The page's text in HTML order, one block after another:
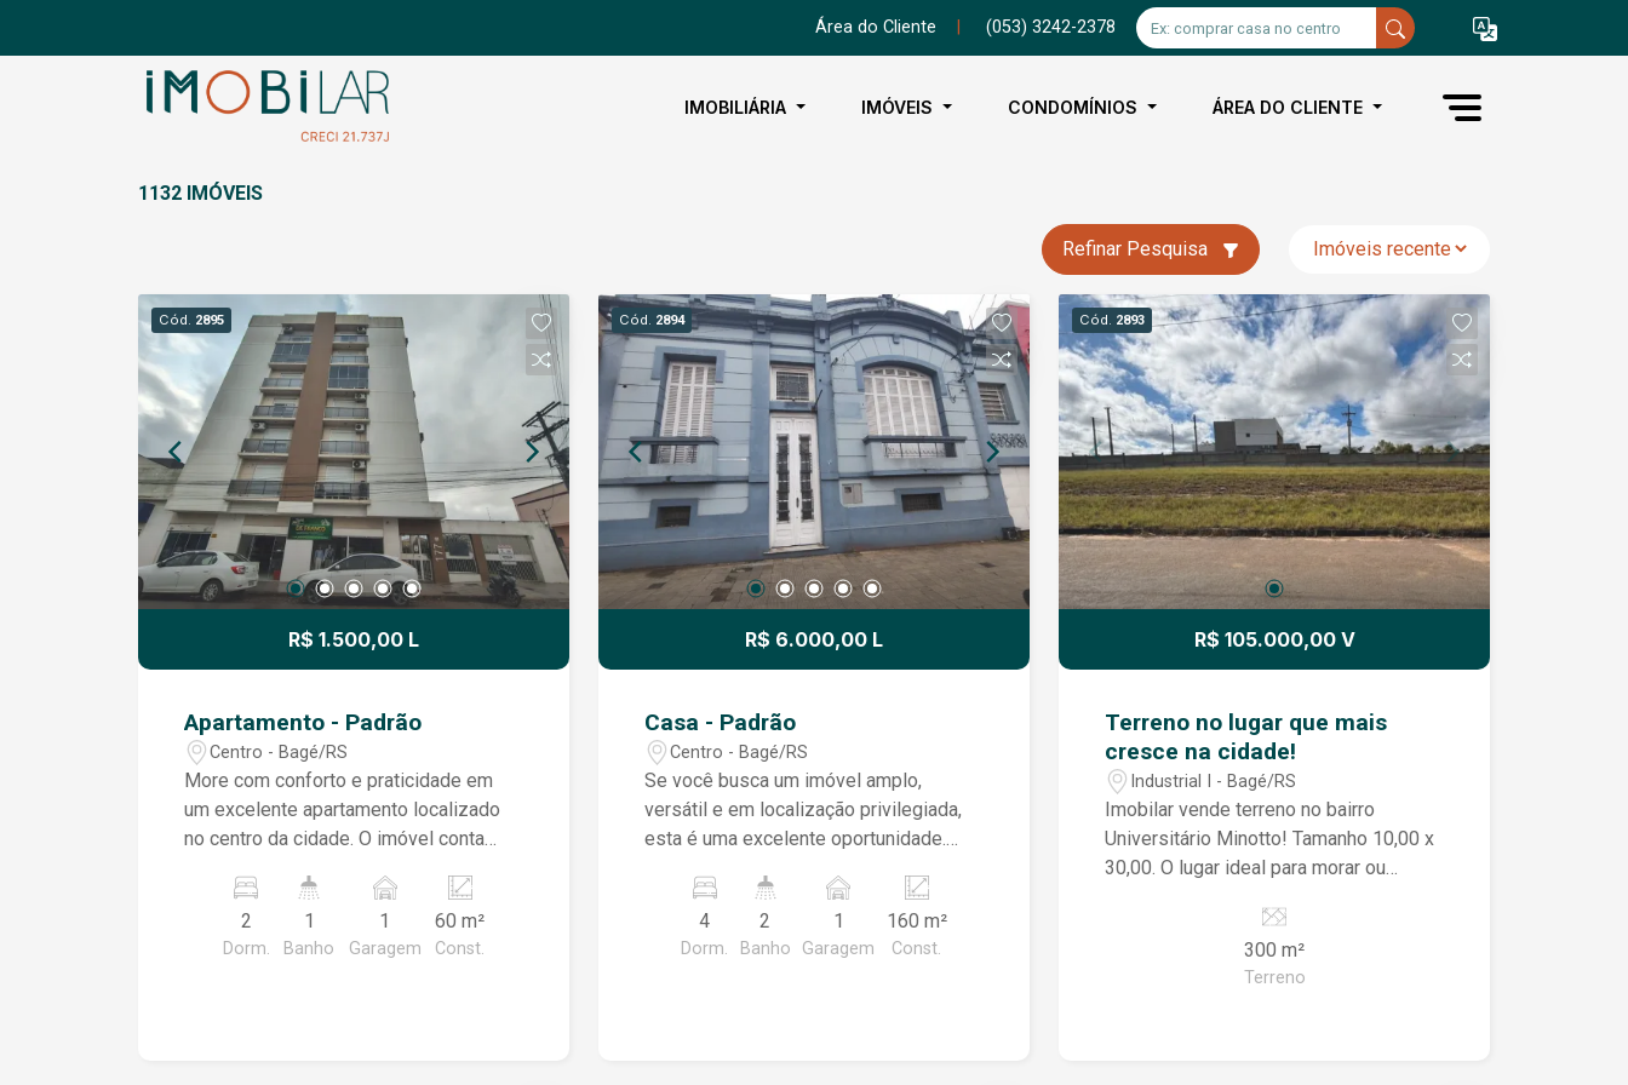
Área do Cliente (053) 3242-2378
IMOBILIÁRIA IMÓVEIS CONDOMÍNIOS ÁREA DO CLIENTE
1132 IMÓVEIS
Refinar Pesquisa
Cód. 2895
R$ 1.500,00 L
Apartamento - Padrão
Centro - Bagé/RS
More com conforto e praticidade em
um excelente apartamento localizado
no centro da cidade. O imóvel conta
jantar, proporcionando um ambiente
moderno e aconchegante. A cozinha é
semi mobiliada, oferecendo mais
2
Dorm.
1
Banho
1
Garagem
60 m²
Const.
Cód. 2894
R$ 6.000,00 L
Casa - Padrão
Centro - Bagé/RS
Se você busca um imóvel amplo,
versátil e em localização privilegiada,
esta é uma excelente oportunidade.
oferece fácil acesso aos principais
serviços, comércios e vias, sendo ideal
tanto para moradia quanto para
4
Dorm.
2
Banho
1
Garagem
160 m²
Const.
Cód. 2893
R$ 105.000,00 V
Terreno no lugar que mais
cresce na cidade!
Industrial I - Bagé/RS
Imobilar vende terreno no bairro
Universitário Minotto! Tamanho 10,00 x
30,00. O lugar ideal para morar ou
300 m²
Terreno